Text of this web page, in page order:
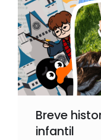
Breve
infantil